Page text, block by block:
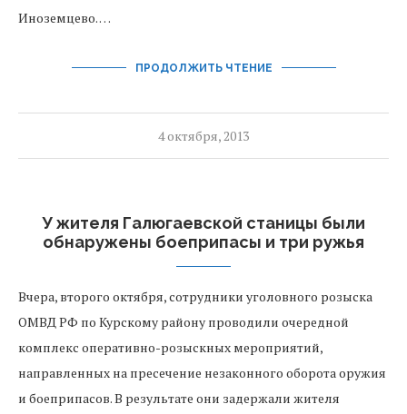
Иноземцево. …
ПРОДОЛЖИТЬ ЧТЕНИЕ
4 октября, 2013
У жителя Галюгаевской станицы были
обнаружены боеприпасы и три ружья
Вчера, второго октября, сотрудники уголовного розыска
ОМВД РФ по Курскому району проводили очередной
комплекс оперативно-розыскных мероприятий,
направленных на пресечение незаконного оборота оружия
и боеприпасов. В результате они задержали жителя